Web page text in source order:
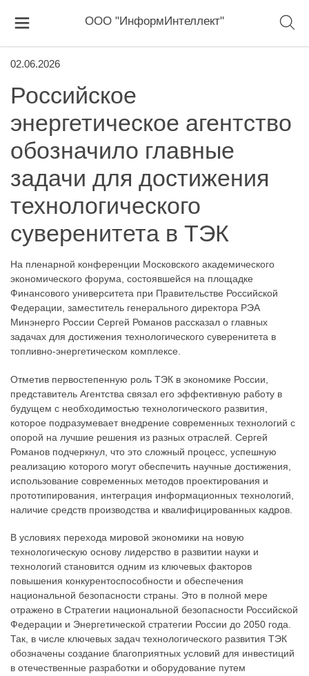
ООО "ИнформИнтеллект"
02.06.2026
Российское
энергетическое агентство
обозначило главные
задачи для достижения
технологического
суверенитета в ТЭК
На пленарной конференции Московского академического
экономического форума, состоявшейся на площадке
Финансового университета при Правительстве Российской
Федерации, заместитель генерального директора РЭА
Минэнерго России Сергей Романов рассказал о главных
задачах для достижения технологического суверенитета в
топливно-энергетическом комплексе.
Отметив первостепенную роль ТЭК в экономике России,
представитель Агентства связал его эффективную работу в
будущем с необходимостью технологического развития,
которое подразумевает внедрение современных технологий с
опорой на лучшие решения из разных отраслей. Сергей
Романов подчеркнул, что это сложный процесс, успешную
реализацию которого могут обеспечить научные достижения,
использование современных методов проектирования и
прототипирования, интеграция информационных технологий,
наличие средств производства и квалифицированных кадров.
В условиях перехода мировой экономики на новую
технологическую основу лидерство в развитии науки и
технологий становится одним из ключевых факторов
повышения конкурентоспособности и обеспечения
национальной безопасности страны. Это в полной мере
отражено в Стратегии национальной безопасности Российской
Федерации и Энергетической стратегии России до 2050 года.
Так, в числе ключевых задач технологического развития ТЭК
обозначены создание благоприятных условий для инвестиций
в отечественные разработки и оборудование путем